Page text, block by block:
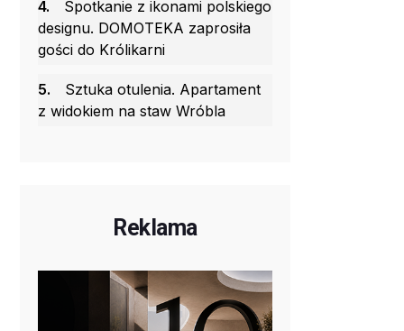
4.
Spotkanie z ikonami polskiego
designu. DOMOTEKA zaprosiła
gości do Królikarni
5.
Sztuka otulenia. Apartament
z widokiem na staw Wróbla
Reklama